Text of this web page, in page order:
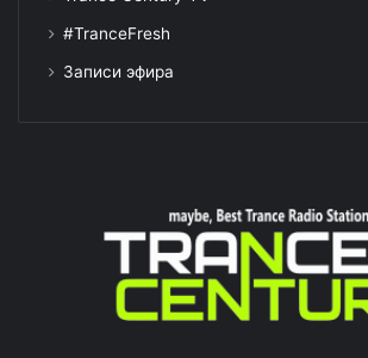
#TranceFresh
Записи эфира